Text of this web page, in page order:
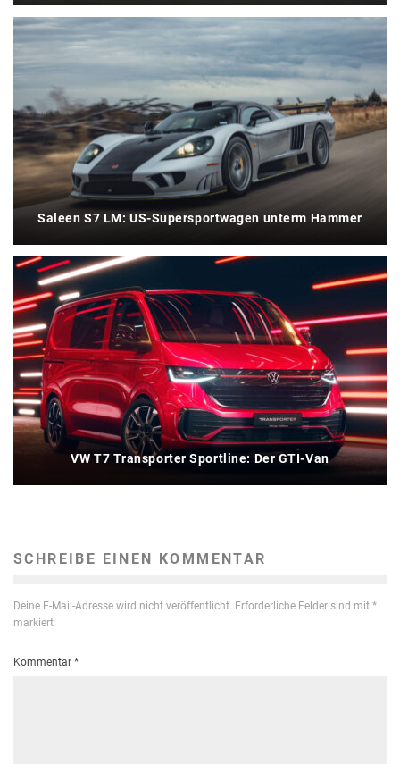
Saleen S7 LM: US-Supersportwagen unterm Hammer
VW T7 Transporter Sportline: Der GTI-Van
SCHREIBE EINEN KOMMENTAR
Deine E-Mail-Adresse wird nicht veröffentlicht. Erforderliche Felder sind mit *
markiert
Kommentar *